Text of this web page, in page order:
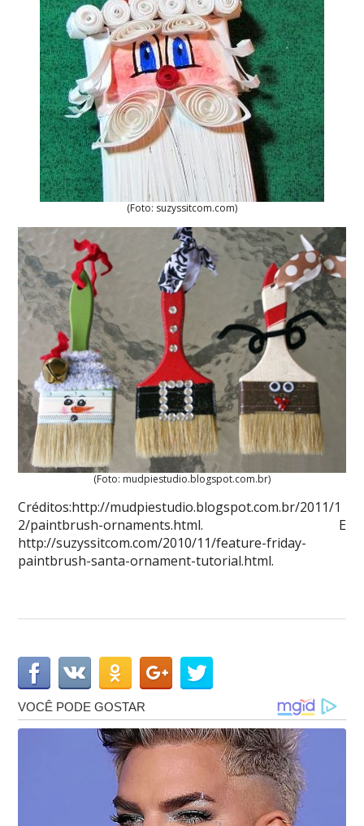
(Foto: suzyssitcom.com)
(Foto: mudpiestudio.blogspot.com.br)
Créditos:http://mudpiestudio.blogspot.com.br/2011/1
2/paintbrush-ornaments.html. E
http://suzyssitcom.com/2010/11/feature-friday-
paintbrush-santa-ornament-tutorial.html.